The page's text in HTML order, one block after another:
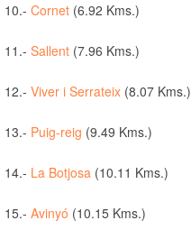
10.- Cornet (6.92 Kms.)
11.- Sallent (7.96 Kms.)
12.- Viver i Serrateix (8.07 Kms.)
13.- Puig-reig (9.49 Kms.)
14.- La Botjosa (10.11 Kms.)
15.- Avinyó (10.15 Kms.)